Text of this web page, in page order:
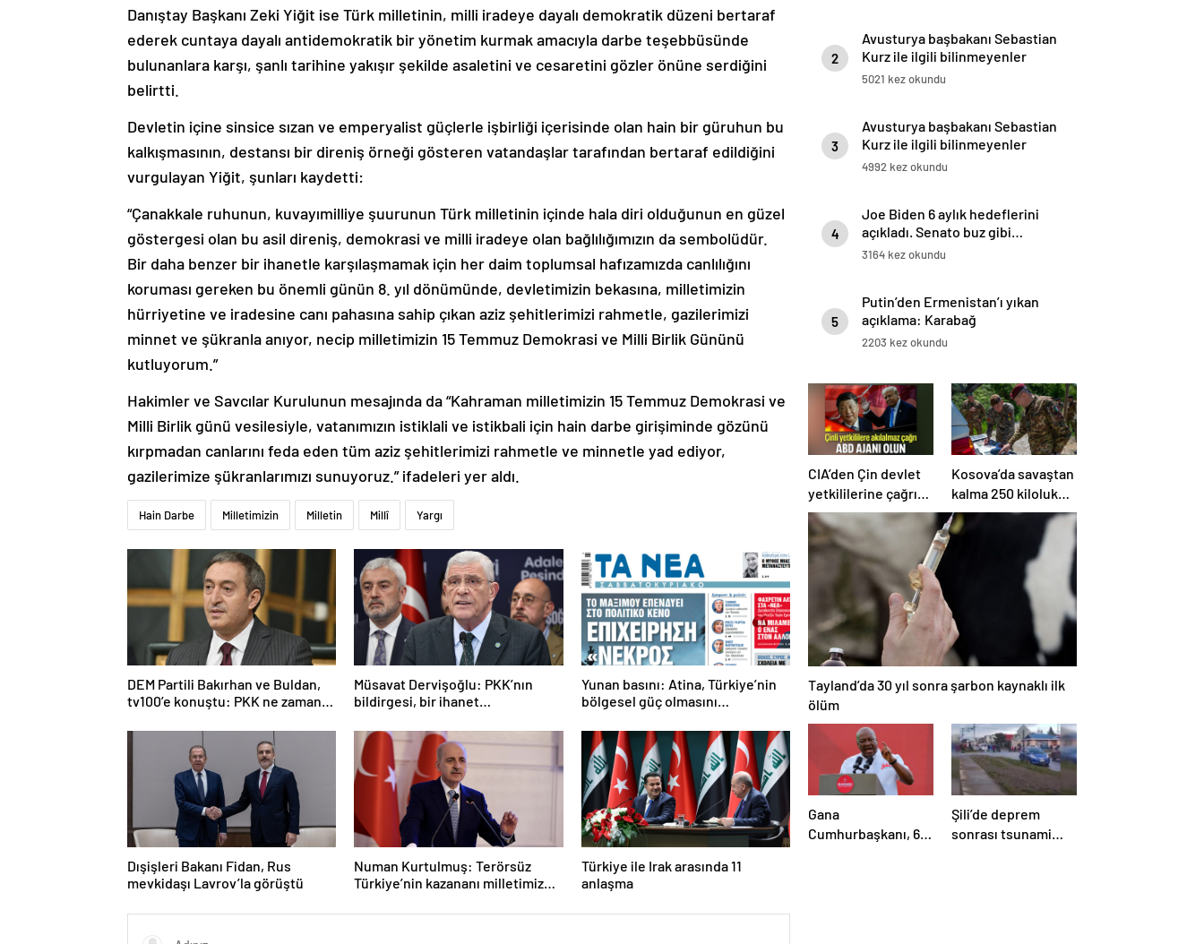
Danıştay Başkanı Zeki Yiğit ise Türk milletinin, milli iradeye dayalı demokratik düzeni bertaraf
ederek cuntaya dayalı antidemokratik bir yönetim kurmak amacıyla darbe teşebbüsünde
bulunanlara karşı, şanlı tarihine yakışır şekilde asaletini ve cesaretini gözler önüne serdiğini
belirtti.
Devletin içine sinsice sızan ve emperyalist güçlerle işbirliği içerisinde olan hain bir güruhun bu
kalkışmasının, destansı bir direniş örneği gösteren vatandaşlar tarafından bertaraf edildiğini
vurgulayan Yiğit, şunları kaydetti:
“Çanakkale ruhunun, kuvayımilliye şuurunun Türk milletinin içinde hala diri olduğunun en güzel
göstergesi olan bu asil direniş, demokrasi ve milli iradeye olan bağlılığımızın da sembolüdür.
Bir daha benzer bir ihanetle karşılaşmamak için her daim toplumsal hafızamızda canlılığını
koruması gereken bu önemli günün 8. yıl dönümünde, devletimizin bekasına, milletimizin
hürriyetine ve iradesine canı pahasına sahip çıkan aziz şehitlerimizi rahmetle, gazilerimizi
minnet ve şükranla anıyor, necip milletimizin 15 Temmuz Demokrasi ve Milli Birlik Gününü
kutluyorum.”
Hakimler ve Savcılar Kurulunun mesajında da “Kahraman milletimizin 15 Temmuz Demokrasi ve
Milli Birlik günü vesilesiyle, vatanımızın istiklali ve istikbali için hain darbe girişiminde gözünü
kırpmadan canlarını feda eden tüm aziz şehitlerimizi rahmetle ve minnetle yad ediyor,
gazilerimize şükranlarımızı sunuyoruz.” ifadeleri yer aldı.
Hain Darbe Milletimizin Milletin Millî Yargı
DEM Partili Bakırhan ve Buldan,
tv100’e konuştu: PKK ne zaman
Müsavat Dervişoğlu: PKK’nın
bildirgesi, bir ihanet
Yunan basını: Atina, Türkiye’nin
bölgesel güç olmasını
Dışişleri Bakanı Fidan, Rus
mevkidaşı Lavrov’la görüştü
Numan Kurtulmuş: Terörsüz
Türkiye’nin kazananı milletimiz
Türkiye ile Irak arasında 11
anlaşma
2
Avusturya başbakanı Sebastian
Kurz ile ilgili bilinmeyenler
5021 kez okundu
3
Avusturya başbakanı Sebastian
Kurz ile ilgili bilinmeyenler
4992 kez okundu
4
Joe Biden 6 aylık hedeflerini
açıkladı. Senato buz gibi…
3164 kez okundu
5
Putin’den Ermenistan’ı yıkan
açıklama: Karabağ
Azerbaycan’ın ayrılmaz bir
2203 kez okundu
CIA’den Çin devlet
yetkililerine çağrı:
ABD ajanı olun
Kosova’da savaştan
kalma 250 kiloluk
bomba imha edildi
Tayland’da 30 yıl sonra şarbon kaynaklı ilk
ölüm
Gana
Cumhurbaşkanı, 6
Şili’de deprem
sonrası tsunami